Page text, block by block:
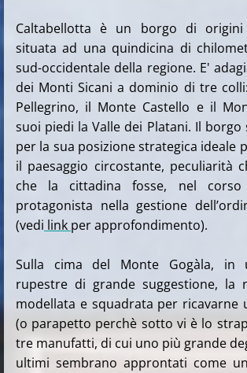
Caltabellotta è un borgo di origini
situata ad una quindicina di
sud-occidentale della regione. E'
dei Monti Sicani a dominio di tre
Pellegrino, il Monte Castello e il
suoi piedi la Valle dei Platani. Il borgo
per la sua posizione strategica ideale
il paesaggio circostante, peculiarità
che la cittadina fosse, nel corso
protagonista nella gestione
(vedi link per approfondimento).
Sulla cima del Monte Gogàla, in
rupestre di grande suggestione, la
modellata e squadrata per ricavarne
(o parapetto perchè sotto vi è lo
tre manufatti, di cui uno più grande
ultimi sembrano approntati come